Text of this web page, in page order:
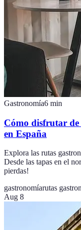
Gastronomía6 min
Cómo disfrutar de
en España
Explora las rutas
Desde las tapas en el
pierdas!
gastronomíarutas
Aug 8